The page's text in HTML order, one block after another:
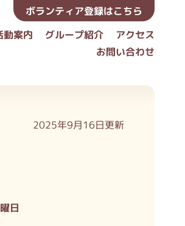
動案内 グループ紹介
アクセス
お問い合わせ
ボランティア登録はこちら
2025年9月16日更新
日